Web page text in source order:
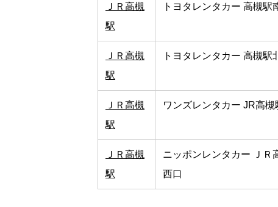
ＪＲ高槻
駅
トヨタレンタカー 高槻駅
ＪＲ高槻
駅
トヨタレンタカー 高槻駅
ＪＲ高槻
駅
ワンズレンタカー JR高槻
ＪＲ高槻
駅
ニッポンレンタカー ＪＲ
西口